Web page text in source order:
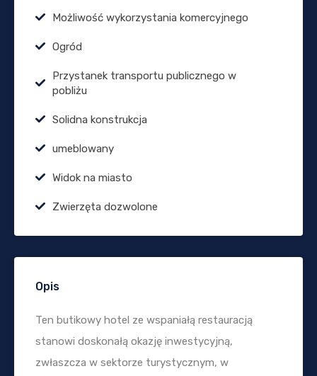
Możliwość wykorzystania komercyjnego
Ogród
Przystanek transportu publicznego w
pobliżu
Solidna konstrukcja
umeblowany
Widok na miasto
Zwierzęta dozwolone
Opis
Ten butikowy hotel ze wspaniałą restauracją
stanowi doskonałą okazję inwestycyjną,
zwłaszcza w sektorze turystycznym, w